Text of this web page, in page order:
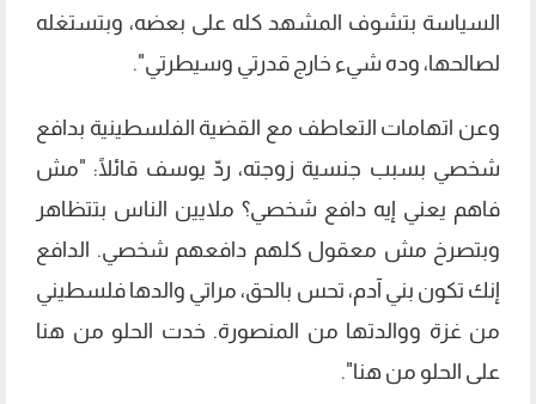
السياسة بتشوف المشهد كله على بعضه، وبتستغله
لصالحها، وده شيء خارج قدرتي وسيطرتي".
وعن اتهامات التعاطف مع القضية الفلسطينية بدافع
شخصي بسبب جنسية زوجته، ردّ يوسف قائلًا: "مش
فاهم يعني إيه دافع شخصي؟ ملايين الناس بتتظاهر
وبتصرخ مش معقول كلهم دافعهم شخصي. الدافع
إنك تكون بني آدم، تحس بالحق، مراتي والدها فلسطيني
من غزة ووالدتها من المنصورة. خدت الحلو من هنا
على الحلو من هنا".